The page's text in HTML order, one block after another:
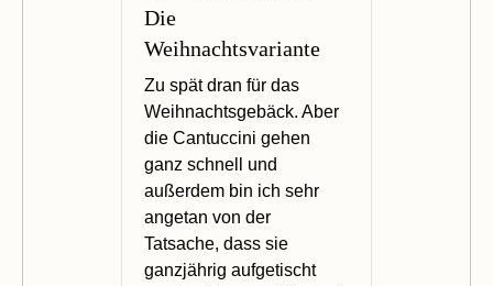
Die
Weihnachtsvariante
Zu spät dran für das
Weihnachtsgebäck. Aber
die Cantuccini gehen
ganz schnell und
außerdem bin ich sehr
angetan von der
Tatsache, dass sie
ganzjährig aufgetischt